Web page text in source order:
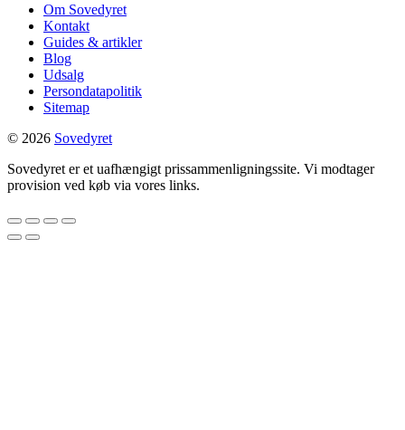
Om Sovedyret
Kontakt
Guides & artikler
Blog
Udsalg
Persondatapolitik
Sitemap
© 2026 Sovedyret
Sovedyret er et uafhængigt prissammenligningssite. Vi modtager
provision ved køb via vores links.